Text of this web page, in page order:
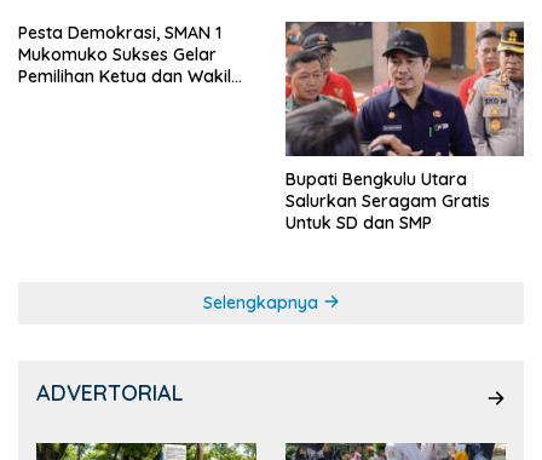
Pesta Demokrasi, SMAN 1
Mukomuko Sukses Gelar
Pemilihan Ketua dan Wakil
Bupati Bengkulu Utara
Salurkan Seragam Gratis
Untuk SD dan SMP
Selengkapnya
ADVERTORIAL